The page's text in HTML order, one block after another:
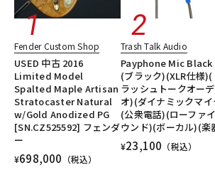
Fender Custom Shop
USED 中古 2016
Limited Model
Spalted Maple Artisan
Stratocaster Natural
w/Gold Anodized PG
[SN.CZ525592] フェンダ
ー
¥698,000 （税込）
Trash Talk Audio
Payphone Mic Black
(ブラック)(XLR仕様)(
ラッシュトークオーデ
オ)(ダイナミックマイ
(公衆電話)(ローファ
ウンド)(ボーカル)(楽
¥23,100 （税込）